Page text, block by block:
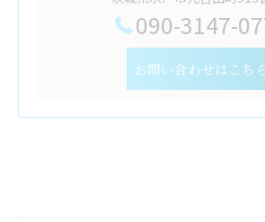
090-3147-
お問い合わせはこち